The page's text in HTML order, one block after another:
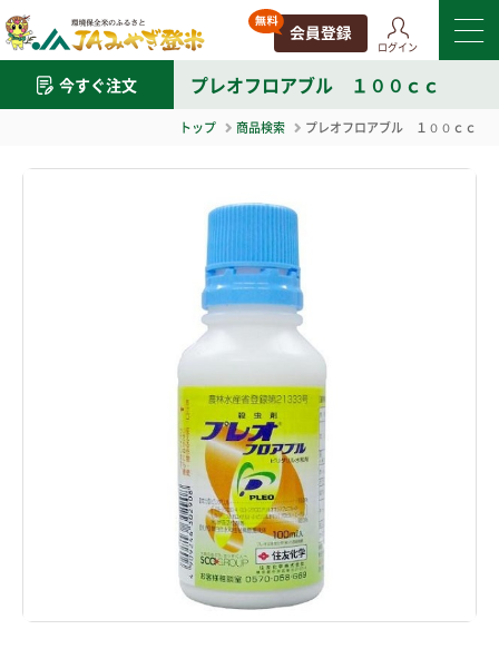
ログイン
今すぐ注文 プレオフロアブル １００ｃｃ
トップ 商品検索 プレオフロアブル １００ｃｃ